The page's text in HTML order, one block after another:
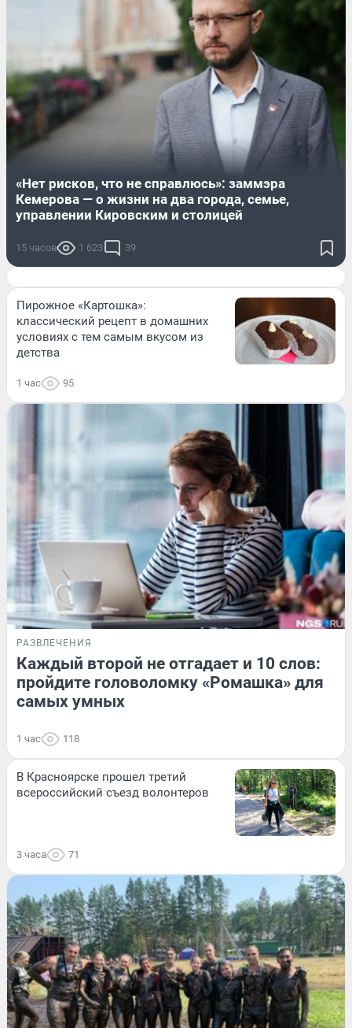
«Нет рисков, что не справлюсь»: заммэра
Кемерова — о жизни на два города, семье,
управлении Кировским и столицей
15 часов 1 623 39
Пирожное «Картошка»:
классический рецепт в домашних
условиях с тем самым вкусом из
детства
1 час 95
РАЗВЛЕЧЕНИЯ
Каждый второй не отгадает и 10 слов:
пройдите головоломку «Ромашка» для
самых умных
1 час 118
В Красноярске прошел третий
всероссийский съезд волонтеров
3 часа 71